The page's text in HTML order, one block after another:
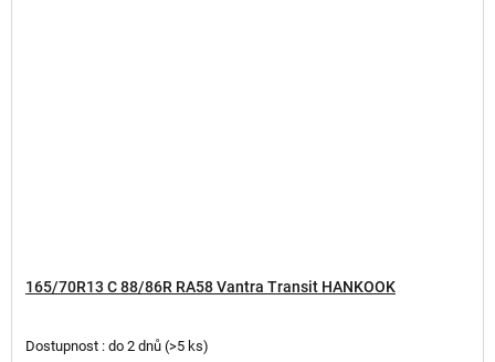
165/70R13 C 88/86R RA58 Vantra Transit HANKOOK
Dostupnost : do 2 dnů (>5 ks)